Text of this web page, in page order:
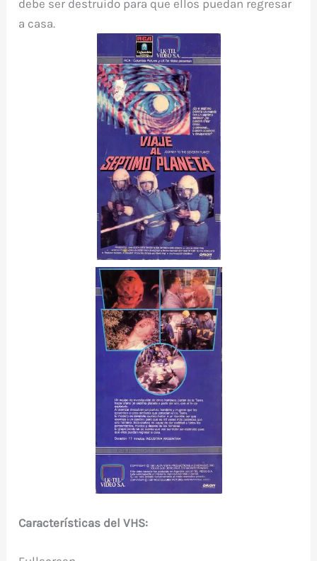
debe ser destruido para que ellos puedan regresar
a casa.
Características del VHS: